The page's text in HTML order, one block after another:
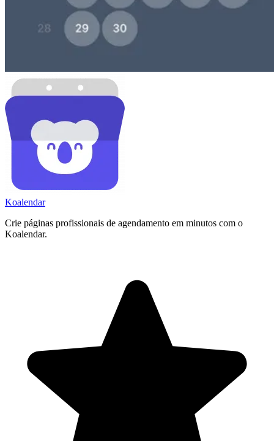
Koalendar
Crie páginas profissionais de agendamento em minutos com o
Koalendar.